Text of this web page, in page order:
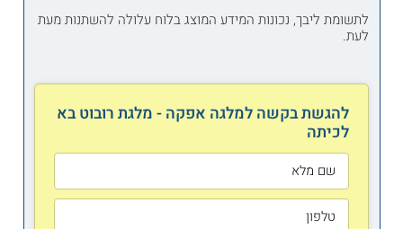
לתשומת ליבך, נכונות המידע המוצג בלוח עלולה להשתנות מעת
לעת.
להגשת בקשה למלגה אפקה - מלגת רובוט בא
לכיתה